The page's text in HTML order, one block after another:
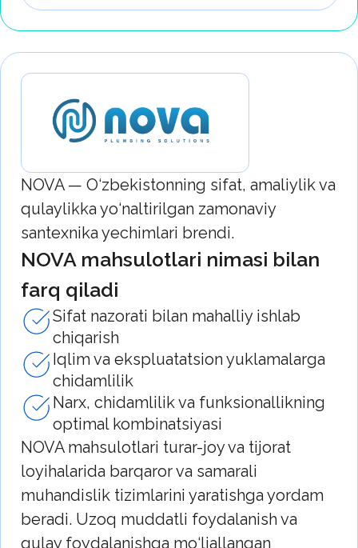
zamonaviy yechimlarga yo‘naltirilgan
xalqaro santexnika brendi. Brend
mahsulotlari zamonaviy dizayn, ishonchlilik
va kundalik foydalanish qulayligini o‘zida
mujassam etgan.
BOOU mahsulotlarining
afzalliklari
Ergonomika va estetik shakllarga
e’tibor qaratilgan zamonaviy dizayn
Uzoq muddat xizmat qilish uchun
sifatli materiallar va butlovchi
qismlardan foydalanish
Turar-joy va tijorat obyektlari uchun
keng turdagi aralashtirgichlar va dush
yechimlari
Kundalik foydalanishda ishonchlilik va
qulaylik
BOOU — dizayn, funksionallik va
chidamlilik muvozanatini qadrlaydigan
kishilar uchun amaliy santexnika vositasi.
So‘rov yuborish